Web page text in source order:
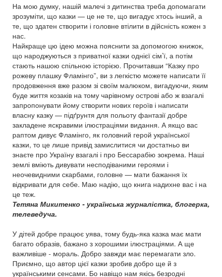
На мою думку, нашій малечі з дитинства треба допомагати
зрозуміти, що казки — це не те, що вигадує хтось інший, а
те, що здатен створити і головне втілити в дійсність кожен з
нас.
Найкраще цю ідею можна пояснити за допомогою книжок,
що народжуються з приватної казки однієї сім’ї, а потім
стають нашою спільною історією. Прочитавши “Казку про
рожеву плашку Фламінго”, ви з легкістю можете написати її
продовження вже разом зі своїм малюком, вигадуючи, яким
буде життя козаків на тому чарівному острові або ж взагалі
запропонувати йому створити нових героїв і написати
власну казку — підґрунтя для польоту фантазії добре
закладене яскравими ілюстраціями видання. А якщо вас
раптом дивує Фламінго, як головний герой української
казки, то це лише привід замислитися чи достатньо ви
знаєте про Україну взагалі і про Бессарабію зокрема. Наші
землі вміють дивувати несподіваними героями і
неочевидними скарбами, головне — мати бажання їх
відкривати для себе. Маю надію, що книга надихне вас і на
це теж.
Тетяна Микитенко - українська журналістка, блогерка,
телеведуча.
У дітей добре працює уява, тому будь-яка казка має мати
багато образів, бажано з хорошими ілюстраціями. А ще
важливіше - мораль. Добро завжди має перемагати зло.
Приємно, що автор цієї казки зробив добро ще й з
українськими сенсами. Бо навіщо нам якісь безродні